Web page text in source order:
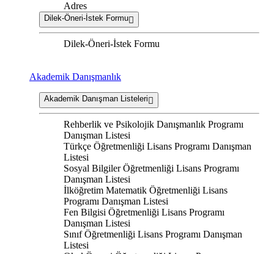
Adres
Dilek-Öneri-İstek Formu
Dilek-Öneri-İstek Formu
Akademik Danışmanlık
Akademik Danışman Listeleri
Rehberlik ve Psikolojik Danışmanlık Programı
Danışman Listesi
Türkçe Öğretmenliği Lisans Programı Danışman
Listesi
Sosyal Bilgiler Öğretmenliği Lisans Programı
Danışman Listesi
İlköğretim Matematik Öğretmenliği Lisans
Programı Danışman Listesi
Fen Bilgisi Öğretmenliği Lisans Programı
Danışman Listesi
Sınıf Öğretmenliği Lisans Programı Danışman
Listesi